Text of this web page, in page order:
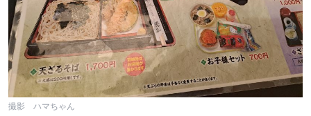
撮影 ハマちゃん